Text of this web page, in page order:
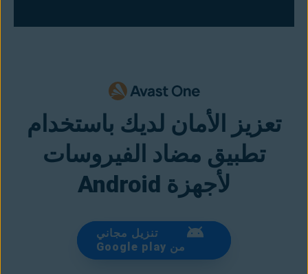
تعزيز الأمان لديك باستخدام
تطبيق مضاد الفيروسات
لأجهزة Android
تنزيل مجاني
من Google play